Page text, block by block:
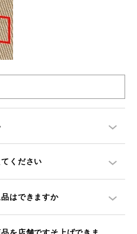
ください
はできますか